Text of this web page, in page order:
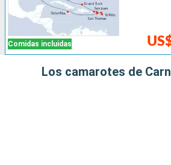
Comidas incluidas
Los camarotes de